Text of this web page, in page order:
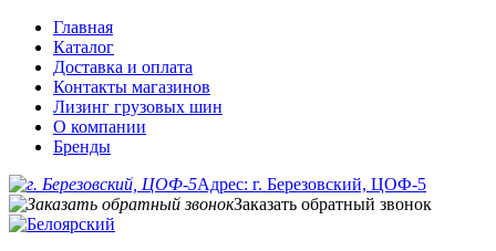
Главная
Каталог
Доставка и оплата
Контакты магазинов
Лизинг грузовых шин
О компании
Бренды
Адрес: г. Березовский, ЦОФ-5
Заказать обратный звонок